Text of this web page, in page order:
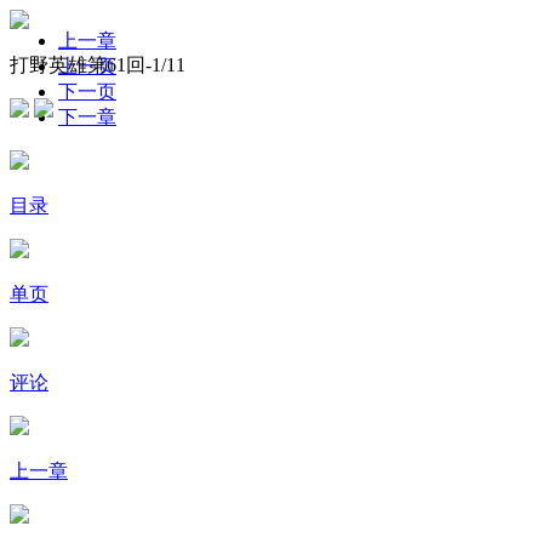
打野英雄第61回-1/11
上一章
上一页
下一页
下一章
目录
单页
评论
上一章